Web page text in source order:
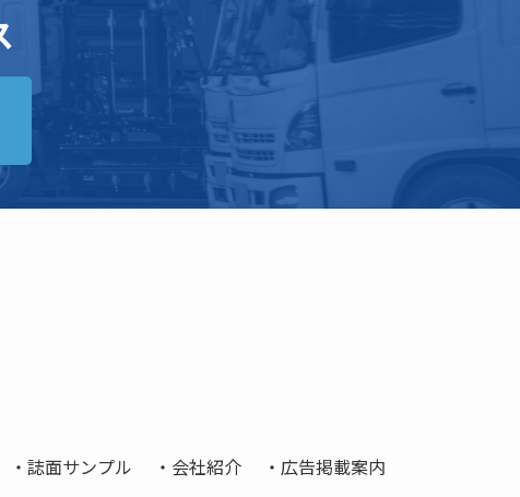
誌面サンプル 会社紹介 広告掲載案内